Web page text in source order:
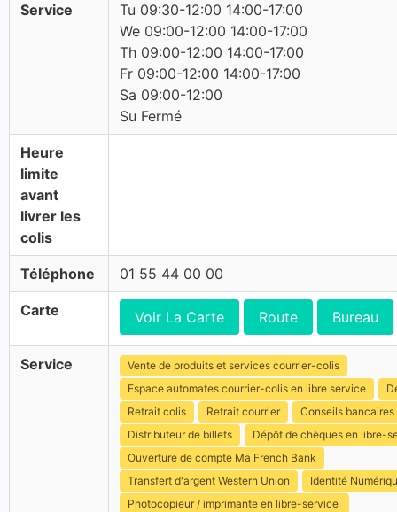
Service
Tu 09:30-12:00 14:00-17:00
We 09:00-12:00 14:00-17:00
Th 09:00-12:00 14:00-17:00
Fr 09:00-12:00 14:00-17:00
Sa 09:00-12:00
Su Fermé
Heure
limite
avant
livrer les
colis
Téléphone 01 55 44 00 00
Carte Voir La Carte Route Bureau
Service
Vente de produits et services courrier-colis
Espace automates courrier-colis en libre service
Retrait colis
Retrait courrier
Conseils bancaires
Distributeur de billets
Dépôt de chèques en libre-
Ouverture de compte Ma French Bank
Transfert d'argent Western Union
Identité
Photocopieur / imprimante en libre-service